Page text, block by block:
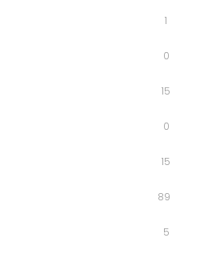
1
0
15
0
15
89
5